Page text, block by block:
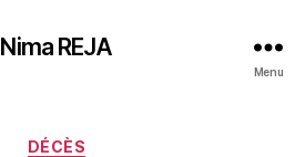
Nima REJA
Menu
Catégories
DÉCÈS